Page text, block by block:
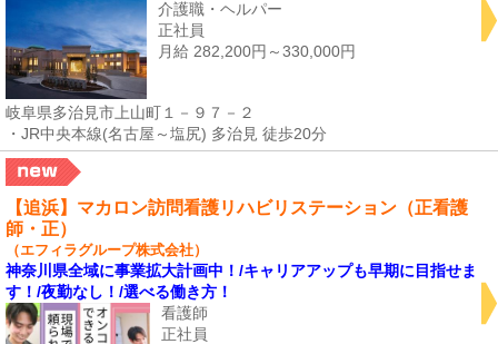
介護職・ヘルパー
正社員
月給 282,200円～330,000円
岐阜県多治見市上山町１－９７－２
・JR中央本線(名古屋～塩尻) 多治見 徒歩20分
【追浜】マカロン訪問看護リハビリステーション（正看護
師・正）
（エフィラグループ株式会社）
神奈川県全域に事業拡大計画中！/キャリアアップも早期に目指せま
す！/夜勤なし！/選べる働き方！
看護師
正社員